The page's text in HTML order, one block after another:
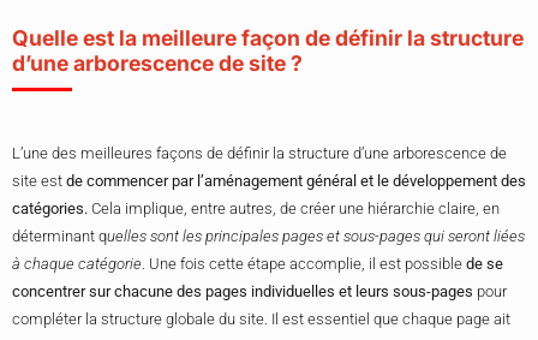
Quelle est la meilleure façon de définir la structure
d’une arborescence de site ?
L’une des meilleures façons de définir la structure d’une arborescence de
site est de commencer par l’aménagement général et le développement des
catégories. Cela implique, entre autres, de créer une hiérarchie claire, en
déterminant quelles sont les principales pages et sous-pages qui seront liées
à chaque catégorie . Une fois cette étape accomplie, il est possible de se
concentrer sur chacune des pages individuelles et leurs sous-pages pour
compléter la structure globale du site. Il est essentiel que chaque page ait